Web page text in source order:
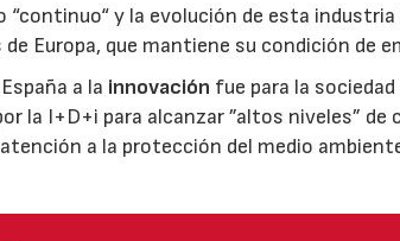
y la evolución de esta industria
Europa, que mantiene su condición de
a la innovación fue para la
la I+D+i para alcanzar ”altos niveles”
a la protección del medio